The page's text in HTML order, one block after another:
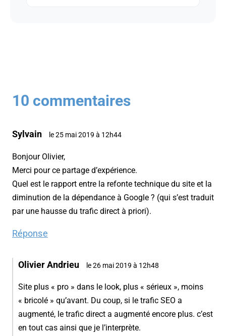
10 commentaires
Sylvain le 25 mai 2019 à 12h44
Bonjour Olivier,
Merci pour ce partage d’expérience.
Quel est le rapport entre la refonte technique du site et la
diminution de la dépendance à Google ? (qui s’est traduit
par une hausse du trafic direct à priori).
Réponse
Olivier Andrieu le 26 mai 2019 à 12h48
Site plus « pro » dans le look, plus « sérieux », moins
« bricolé » qu’avant. Du coup, si le trafic SEO a
augmenté, le trafic direct a augmenté encore plus. c’est
en tout cas ainsi que je l’interprète.